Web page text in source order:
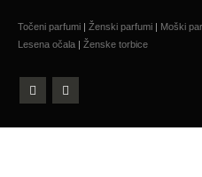
Točeni parfumi | Ženski parfumi | Moški
Lesena očala | Ženske torbice